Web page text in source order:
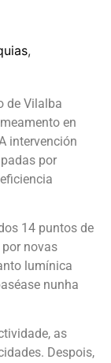
,
de Vilalba
en
intervención
por
14 puntos de
novas
lumínica
nunha
as
Despois,